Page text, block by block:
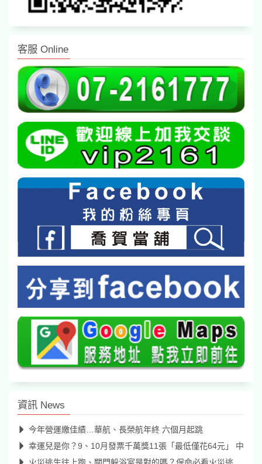
客服 Online
資訊 News
今年營運繳佳績…華航、長榮航年終 六個月起跳
幸運兒是你？9、10月發票千萬獎11張「最低僅花64元」 中